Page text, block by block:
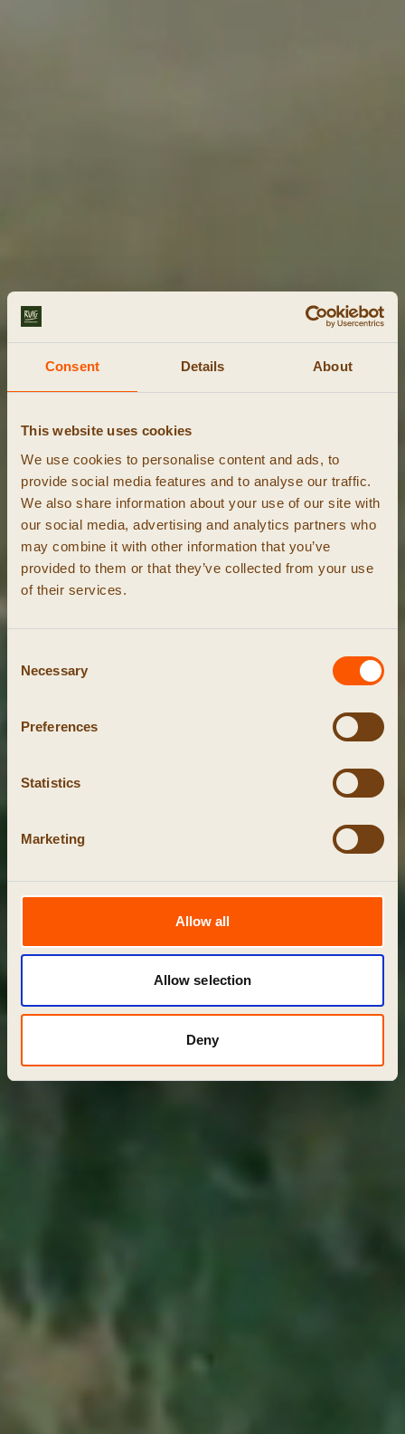
Consent Details About
This website uses cookies
We use cookies to personalise content and ads, to
provide social media features and to analyse our traffic.
We also share information about your use of our site with
our social media, advertising and analytics partners who
may combine it with other information that you’ve
provided to them or that they’ve collected from your use
of their services.
Selection
Necessary
Preferences
Statistics
Marketing
Allow all
Allow selection
Deny